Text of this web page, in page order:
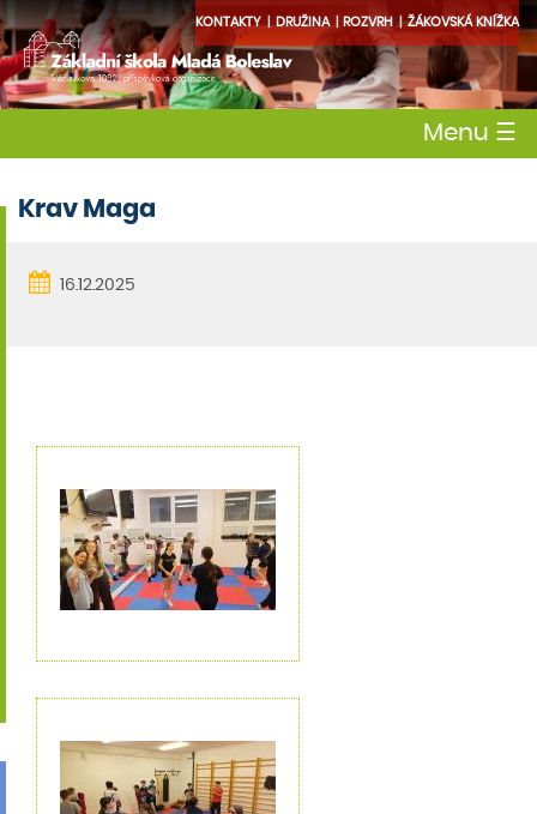
ŽÁKOVSKÁ KNÍŽKA
ROZVRH
DRUŽINA
KONTAKTY
Menu ☰
Krav Maga
16.12.2025